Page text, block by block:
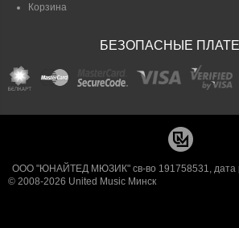
Корзина
БЕЗОПАСНЫЕ
ООО "ЮНАЙТЕД МЮЗИК" св-во 191758531, дата
© 2008-2026 United Music Минск